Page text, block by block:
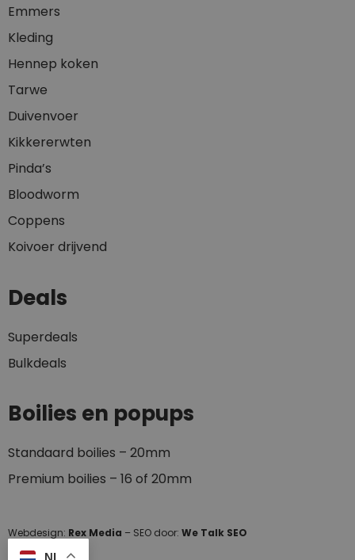
Emmers
Kleding
Hennep koken
Tarwe
Duivenvoer
Kikkererwten
Pinda’s
Bloodworm
Coppens
Koivoer drijvend
Deals
Superdeals
Bulkdeals
Boilies en popups
Standaard boilies – 20mm
Premium boilies – 16 of 20mm
Webdesign: Rex Media – SEO door: We Talk SEO